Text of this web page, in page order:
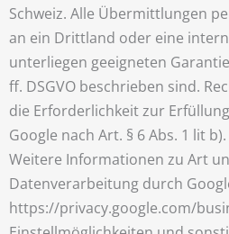
Schweiz. Alle Übermittlungen
an ein Drittland oder eine
unterliegen geeigneten
ff. DSGVO beschrieben sind.
die Erforderlichkeit zur
Google nach Art. § 6 Abs. 1 lit b).
Weitere Informationen zu Art
Datenverarbeitung durch
https://privacy.google.com/